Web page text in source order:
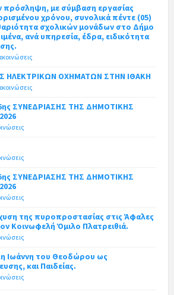
πρόσληψη, με σύμβαση εργασίας
χρόνου, συνολικά πέντε (05)
σχολικών μονάδων στο Δήμο
ανά υπηρεσία, έδρα, ειδικότητα
ΗΛΕΚΤΡΙΚΩΝ ΟΧΗΜΑΤΩΝ ΣΤΗΝ ΙΘΑΚΗ
ΣΥΝΕΔΡΙΑΣΗΣ ΤΗΣ ΔΗΜΟΤΙΚΗΣ
ΣΥΝΕΔΡΙΑΣΗΣ ΤΗΣ ΔΗΜΟΤΙΚΗΣ
της πυροπροστασίας στις Άφαλες
Κοινωφελή Όμιλο Πλατρειθιά.
Ιωάννη του Θεοδώρου ως
και Παιδείας.